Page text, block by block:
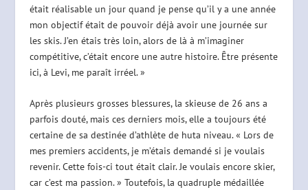
était réalisable un jour quand je pense qu’il y a une année
mon objectif était de pouvoir déjà avoir une journée sur
les skis. J’en étais très loin, alors de là à m’imaginer
compétitive, c’était encore une autre histoire. Être présente
ici, à Levi, me paraît irréel. »
Après plusieurs grosses blessures, la skieuse de 26 ans a
parfois douté, mais ces derniers mois, elle a toujours été
certaine de sa destinée d’athlète de huta niveau. « Lors de
mes premiers accidents, je m’étais demandé si je voulais
revenir. Cette fois-ci tout était clair. Je voulais encore skier,
car c’est ma passion. » Toutefois, la quadruple médaillée